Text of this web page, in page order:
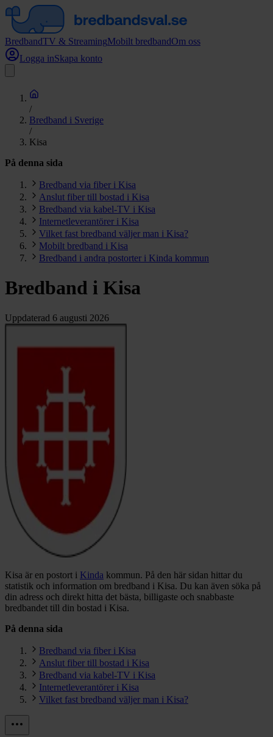
BredbandTV & StreamingMobilt bredbandOm oss
Logga inSkapa konto
/
Bredband i Sverige
/
Kisa
På denna sida
Bredband via fiber i Kisa
Anslut fiber till bostad i Kisa
Bredband via kabel-TV i Kisa
Internetleverantörer i Kisa
Vilket fast bredband väljer man i Kisa?
Mobilt bredband i Kisa
Bredband i andra postorter i Kinda kommun
Bredband i Kisa
Uppdaterad 6 augusti 2026
Kisa är en postort i Kinda kommun. På den här sidan hittar du
statistik och information om bredband i Kisa. Du kan även söka på
din adress och direkt hitta det bästa, billigaste och snabbaste
bredbandet till din bostad i Kisa.
På denna sida
Bredband via fiber i Kisa
Anslut fiber till bostad i Kisa
Bredband via kabel-TV i Kisa
Internetleverantörer i Kisa
Vilket fast bredband väljer man i Kisa?